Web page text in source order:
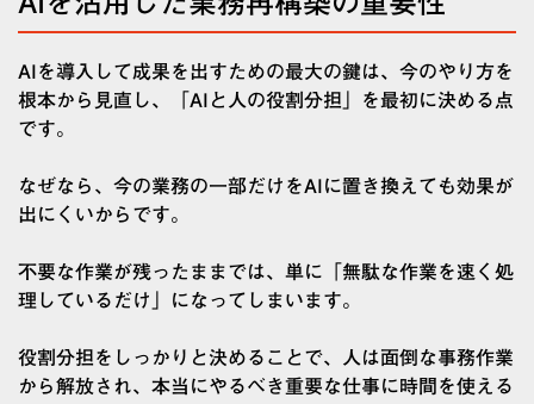
AIを導入して成果を出すための最大の鍵は、今のやり方を
根本から見直し、「AIと人の役割分担」を最初に決める点
です。
なぜなら、今の業務の一部だけをAIに置き換えても効果が
出にくいからです。
不要な作業が残ったままでは、単に「無駄な作業を速く処
理しているだけ」になってしまいます。
役割分担をしっかりと決めることで、人は面倒な事務作業
から解放され、本当にやるべき重要な仕事に時間を使える